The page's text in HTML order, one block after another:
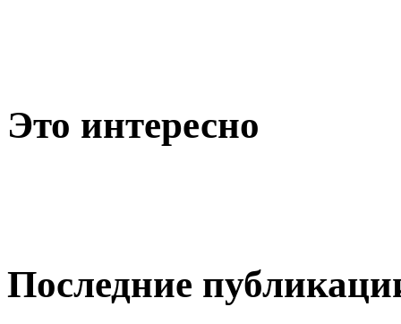
Это интересно
Последние